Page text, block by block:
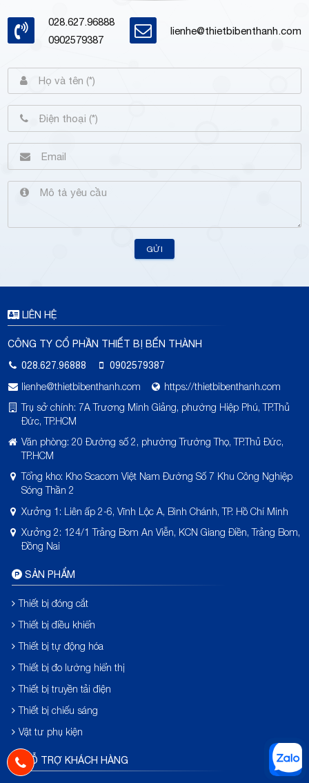
028.627.96888
0902579387
lienhe@thietbibenthanh.com
GỬI
LIÊN HỆ
CÔNG TY CỔ PHẦN THIẾT BỊ BẾN THÀNH
028.627.96888
0902579387
lienhe@thietbibenthanh.com
https://thietbibenthanh.com
Trụ sở chính: 7A Trương Minh Giảng, phường Hiệp Phú, TP.Thủ
Đức, TP.HCM
Văn phòng: 20 Đường số 2, phường Trường Thọ, TP.Thủ Đức,
TP.HCM
Tổng kho: Kho Scacom Việt Nam Đường Số 7 Khu Công Nghiệp
Sóng Thần 2
Xưởng 1: Liên ấp 2-6, Vĩnh Lộc A, Bình Chánh, TP. Hồ Chí Minh
Xưởng 2: 124/1 Trảng Bom An Viễn, KCN Giang Điền, Trảng Bom,
Đồng Nai
SẢN PHẨM
Thiết bị đóng cắt
Thiết bị điều khiển
Thiết bị tự động hóa
Thiết bị đo lường hiển thị
Thiết bị truyền tải điện
Thiết bị chiếu sáng
Vật tư phụ kiện
HỖ TRỢ KHÁCH HÀNG